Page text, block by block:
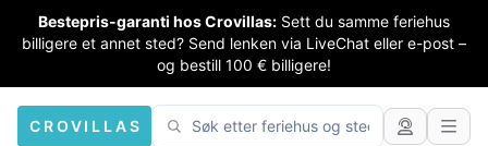
Bestepris-garanti hos Crovillas: Sett du samme feriehus
billigere et annet sted? Send lenken via LiveChat eller e-post –
og bestill 100 € billigere!
CROVILLAS